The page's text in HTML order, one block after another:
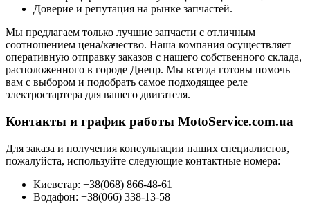
Доверие и репутация на рынке запчастей.
Мы предлагаем только лучшие запчасти с отличным
соотношением цена/качество. Наша компания осуществляет
оперативную отправку заказов с нашего собственного склада,
расположенного в городе Днепр. Мы всегда готовы помочь
вам с выбором и подобрать самое подходящее реле
электростартера для вашего двигателя.
Контакты и график работы MotoService.com.ua
Для заказа и получения консультации наших специалистов,
пожалуйста, используйте следующие контактные номера:
Киевстар: +38(068) 866-48-61
Водафон: +38(066) 338-13-58